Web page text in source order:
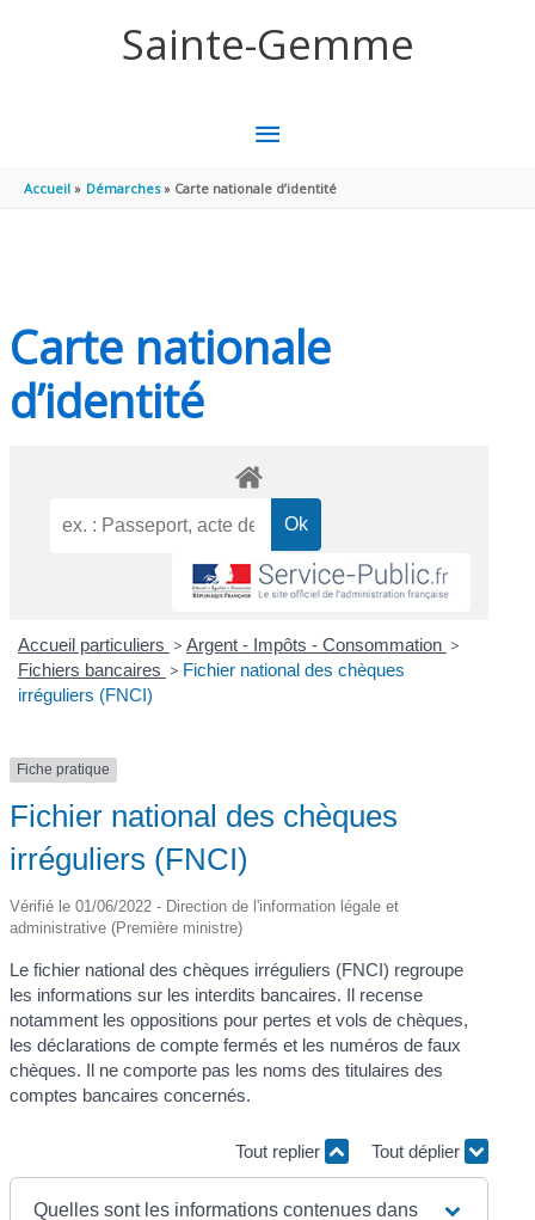
Sainte-Gemme
MENU
PRINCIPAL
Accueil Démarches Carte nationale d’identité
Carte nationale
d’identité
Accueil particuliers > Argent - Impôts - Consommation >
Fichiers bancaires > Fichier national des chèques
irréguliers (FNCI)
Fiche pratique
Fichier national des chèques
irréguliers (FNCI)
Vérifié le 01/06/2022 - Direction de l'information légale et
administrative (Première ministre)
Le fichier national des chèques irréguliers (FNCI) regroupe
les informations sur les interdits bancaires. Il recense
notamment les oppositions pour pertes et vols de chèques,
les déclarations de compte fermés et les numéros de faux
chèques. Il ne comporte pas les noms des titulaires des
comptes bancaires concernés.
Tout replier Tout déplier
Quelles sont les informations contenues dans